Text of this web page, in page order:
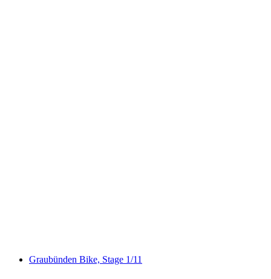
Graubünden Bike, Stage 1/11